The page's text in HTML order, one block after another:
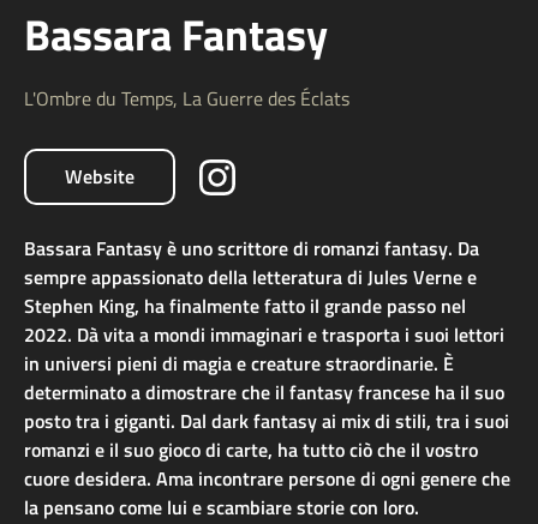
Bassara Fantasy
L'Ombre du Temps, La Guerre des Éclats
Website
Bassara Fantasy è uno scrittore di romanzi fantasy. Da
sempre appassionato della letteratura di Jules Verne e
Stephen King, ha finalmente fatto il grande passo nel
2022. Dà vita a mondi immaginari e trasporta i suoi lettori
in universi pieni di magia e creature straordinarie. È
determinato a dimostrare che il fantasy francese ha il suo
posto tra i giganti. Dal dark fantasy ai mix di stili, tra i suoi
romanzi e il suo gioco di carte, ha tutto ciò che il vostro
cuore desidera. Ama incontrare persone di ogni genere che
la pensano come lui e scambiare storie con loro.